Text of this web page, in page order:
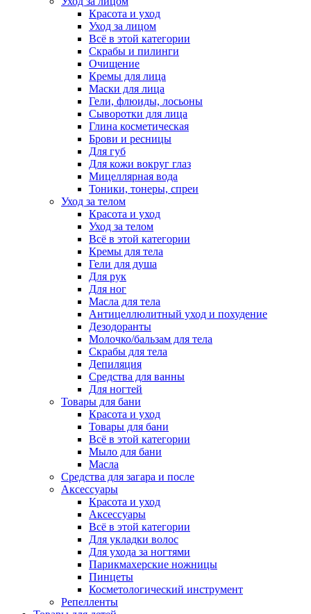
Красота и уход
Уход за лицом
Всё в этой категории
Скрабы и пилинги
Очищение
Кремы для лица
Маски для лица
Гели, флюиды, лосьоны
Сыворотки для лица
Глина косметическая
Брови и ресницы
Для губ
Для кожи вокруг глаз
Мицеллярная вода
Тоники, тонеры, спреи
Уход за телом
Красота и уход
Уход за телом
Всё в этой категории
Кремы для тела
Гели для душа
Для рук
Для ног
Масла для тела
Антицеллюлитный уход и похудение
Дезодоранты
Молочко/бальзам для тела
Скрабы для тела
Депиляция
Средства для ванны
Для ногтей
Товары для бани
Красота и уход
Товары для бани
Всё в этой категории
Мыло для бани
Масла
Средства для загара и после
Аксессуары
Красота и уход
Аксессуары
Всё в этой категории
Для укладки волос
Для ухода за ногтями
Парикмахерские ножницы
Пинцеты
Косметологический инструмент
Репелленты